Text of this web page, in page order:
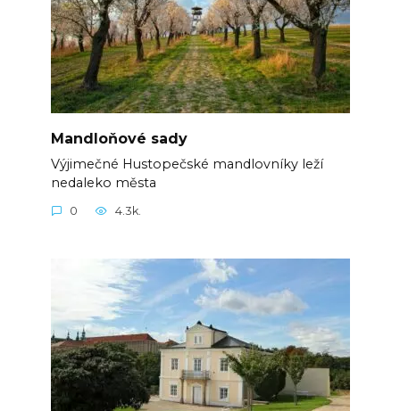
Mandloňové sady
Výjimečné Hustopečské mandlovníky leží
nedaleko města
0 4.3k.